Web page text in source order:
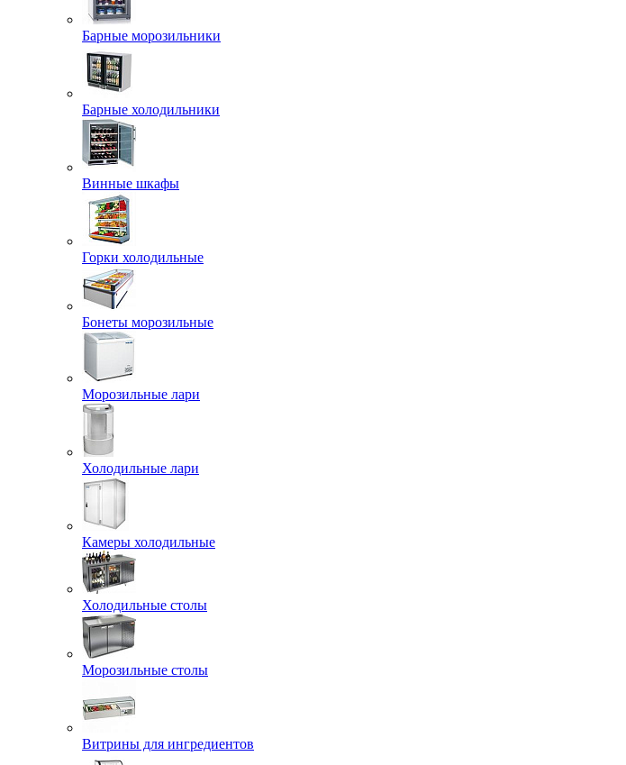
Барные морозильники
Барные холодильники
Винные шкафы
Горки холодильные
Бонеты морозильные
Морозильные лари
Холодильные лари
Камеры холодильные
Холодильные столы
Морозильные столы
Витрины для ингредиентов